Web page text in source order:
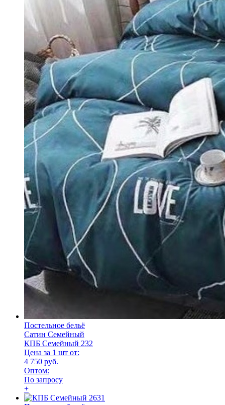
Постельное бельё
Сатин Семейный
КПБ Семейный 232
Цена за 1 шт от:
4 750 руб.
Оптом:
По запросу
+